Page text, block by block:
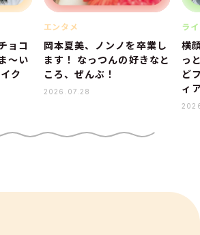
ョコ
～い
ク
エンタメ
岡本夏美、ノンノを卒業し
ます！ なっつんの好きなと
ころ、ぜんぶ！
2026.07.28
ラ
横
っ
ど
ィ